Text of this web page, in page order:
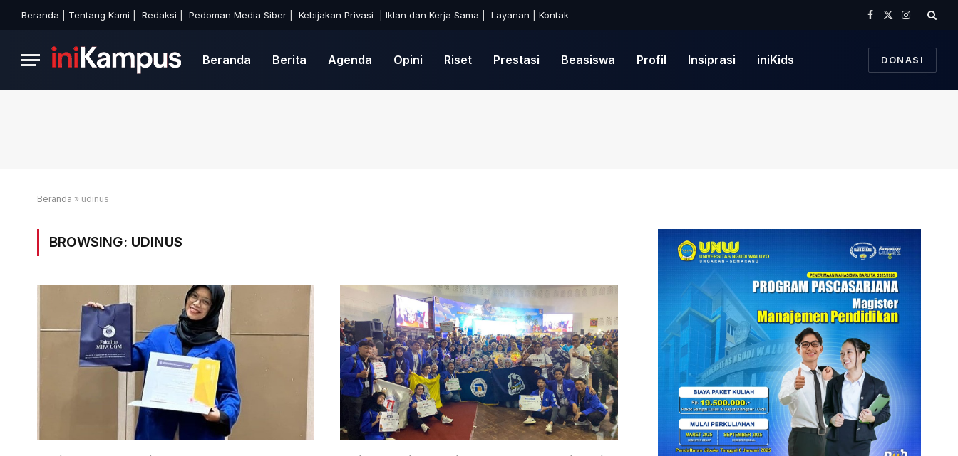
Beranda Tentang Kami Redaksi Pedoman Media Siber Kebijakan Privasi Iklan dan Kerja Sama Layanan Kontak
Facebook
X
Instagram
Beranda Berita Agenda Opini Riset Prestasi Beasiswa Profil Insiprasi iniKids DONASI
Beranda » udinus
BROWSING: UDINUS